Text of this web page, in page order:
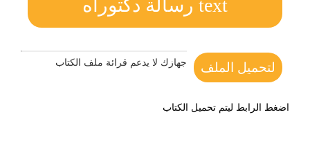
text رسالة دكتوراه
لتحميل الملف جهازك لا يدعم قرائة ملف الكتاب
اضغط الرابط ليتم تحميل الكتاب